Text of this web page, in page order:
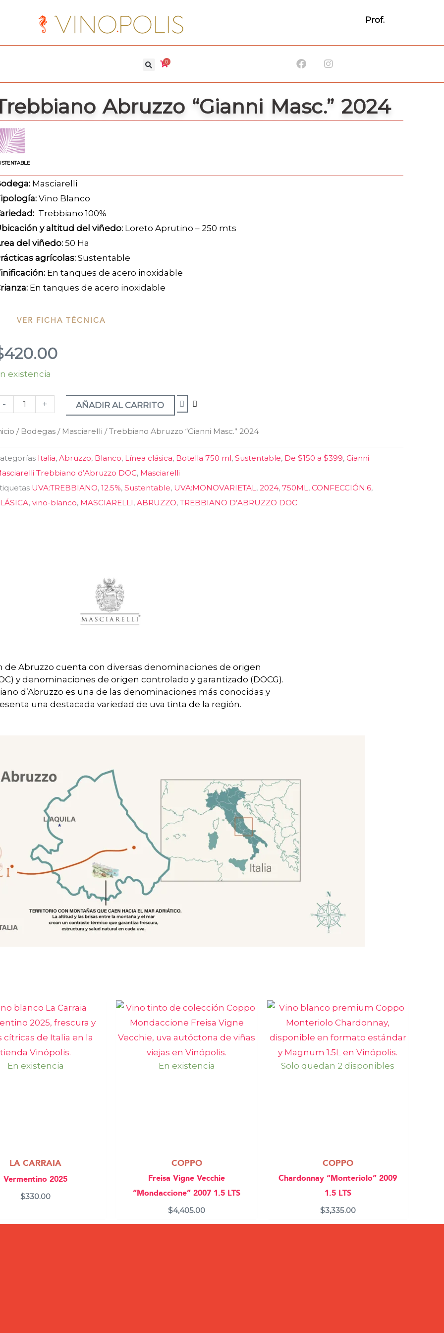
Prof.
0 FacebookInstagram
Abruzzo “Gianni Masc.” 2024
Masciarelli
Vino Blanco
Trebbiano 100%
y altitud del viñedo: Loreto Aprutino – 250 mts
del viñedo: 50 Ha
agrícolas: Sustentable
En tanques de acero inoxidable
En tanques de acero inoxidable
VER FICHA TÉCNICA
420.00
existencia
- + AÑADIR AL CARRITO
/ Bodegas / Masciarelli / Trebbiano Abruzzo “Gianni Masc.” 2024
Italia,Abruzzo, Blanco, Línea clásica, Botella 750 ml,Sustentable, De $150 a $399,Gianni
Trebbiano d’Abruzzo DOC, Masciarelli
UVA:TREBBIANO,12.5%,Sustentable, UVA:MONOVARIETAL,2024,750ML,CONFECCIÓN:6,
,vino-blanco, MASCIARELLI,ABRUZZO,TREBBIANO D’ABRUZZO DOC
de Abruzzo cuenta con diversas denominaciones de origen
y denominaciones de origen controlado y garantizado (DOCG).
d’Abruzzo es una de las denominaciones más conocidas y
una destacada variedad de uva tinta de la región.
En existencia
LA CARRAIA
Vermentino 2025
$330.00
En existencia
COPPO
Freisa Vigne Vecchie
“Mondaccione” 2007 1.5 LTS
$4,405.00
Solo quedan 2 disponibles
COPPO
Chardonnay “Monteriolo” 2009
1.5 LTS
$3,335.00